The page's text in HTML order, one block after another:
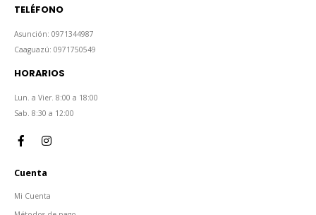
TELÉFONO
Asunción: 0971344987
Caaguazú: 0971750549
HORARIOS
Lun. a Vier. 8:00 a 18:00
Sab. 8:30 a 12:00
Cuenta
Mi Cuenta